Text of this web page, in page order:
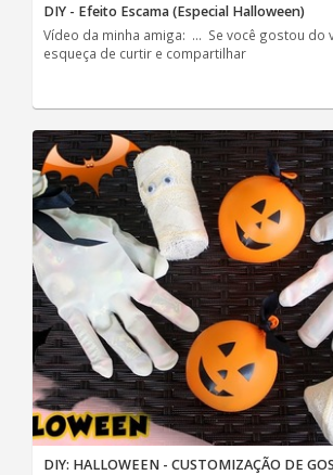
DIY - Efeito Escama (Especial Halloween)
Vídeo da minha amiga: ... Se você gostou do
esqueça de curtir e compartilhar
DIY: HALLOWEEN - CUSTOMIZAÇÃO DE